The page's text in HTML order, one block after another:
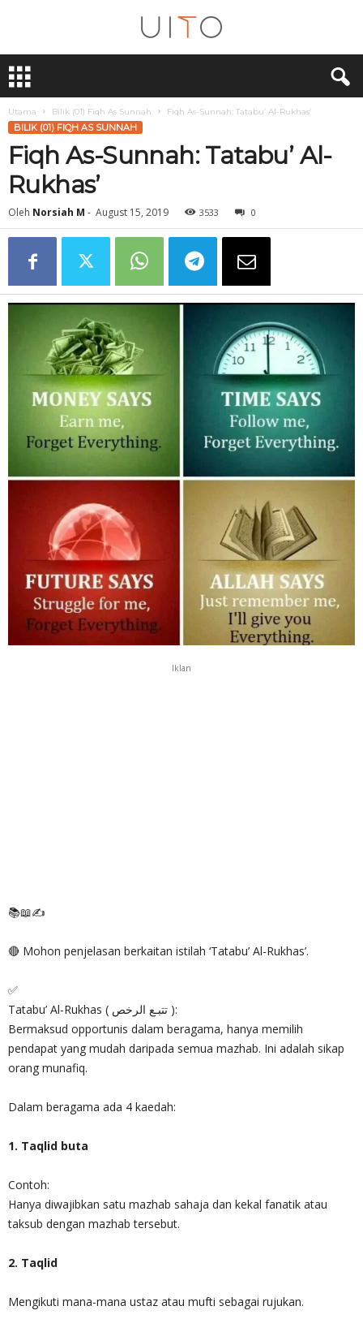
T
Utama Bilik (01) Fiqh As Sunnah Fiqh As-Sunnah: Tatabu’ Al-Rukhas’
BILIK (01) FIQH AS SUNNAH
Fiqh As-Sunnah: Tatabu’ Al-
Rukhas’
Oleh Norsiah M - August 15, 2019 3533 0
Iklan
📚📖✍
🔴 Mohon penjelasan berkaitan istilah ‘Tatabu’ Al-Rukhas’.
✅
Tatabu’ Al-Rukhas ( تتبـع الرخص ):
Bermaksud opportunis dalam beragama, hanya memilih
pendapat yang mudah daripada semua mazhab. Ini adalah sikap
orang munafiq.
Dalam beragama ada 4 kaedah:
1. Taqlid buta
Contoh:
Hanya diwajibkan satu mazhab sahaja dan kekal fanatik atau
taksub dengan mazhab tersebut.
2. Taqlid
Mengikuti mana-mana ustaz atau mufti sebagai rujukan.